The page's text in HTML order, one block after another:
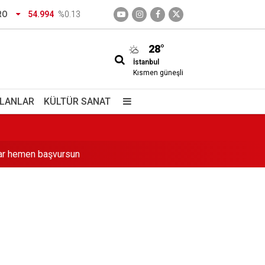
54.994 %0.13
28°
İstanbul
Kısmen güneşli
KÜLTÜR SANAT
hemen başvursun